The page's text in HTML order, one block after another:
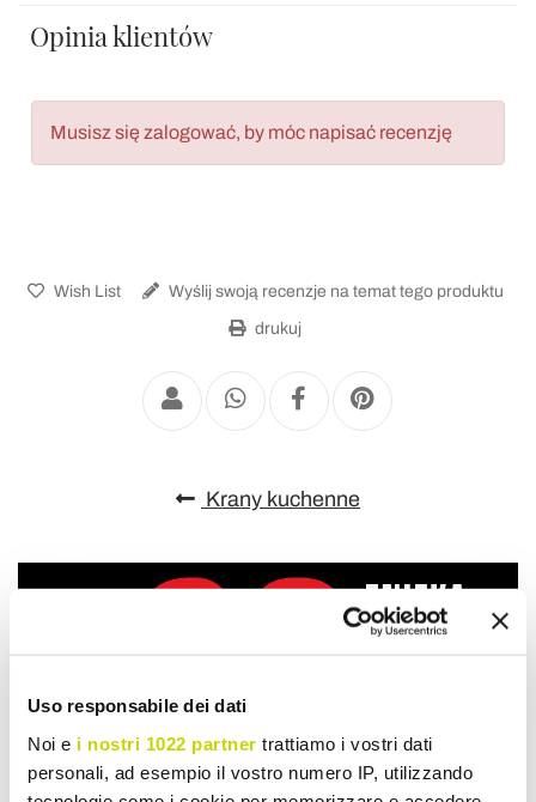
Uso responsabile dei dati
Noi e i nostri 1022 partner trattiamo i vostri dati
personali, ad esempio il vostro numero IP, utilizzando
Opinia klientów
Musisz się zalogować, by móc napisać recenzję
Wish List Wyślij swoją recenzje na temat tego produktu
drukuj
Krany kuchenne